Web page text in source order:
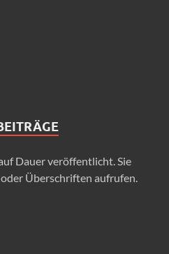
Dauer veröffentlicht. Sie
Überschriften aufrufen.